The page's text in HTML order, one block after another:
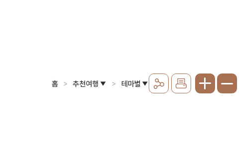
홈 추천여행 테마별